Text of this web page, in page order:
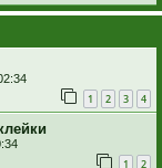
1 2 3 4
1 2